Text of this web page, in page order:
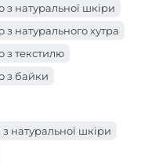
з натуральної шкіри
з натурального хутра
з текстилю
з байки
з натуральної шкіри